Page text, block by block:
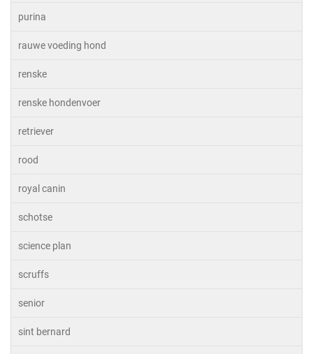
purina
rauwe voeding hond
renske
renske hondenvoer
retriever
rood
royal canin
schotse
science plan
scruffs
senior
sint bernard